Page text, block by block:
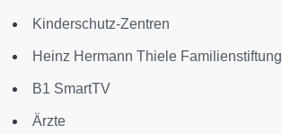
Kinderschutz-Zentren
Heinz Hermann Thiele Familienstiftung
B1 SmartTV
Ärzte